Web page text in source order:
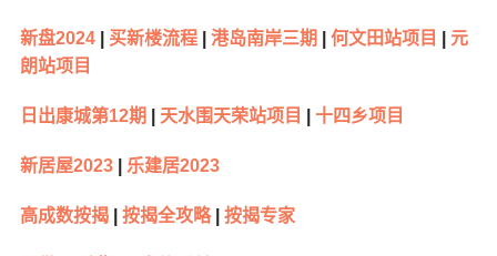
新盘2024| 买新楼流程| 港岛南岸三期 何文田站项目
元
朗站项目
日出康城第12期 天水围天荣站项目 十四乡项目
新居屋2023| 乐建居2023
高成数按揭| 按揭全攻略| 按揭专家